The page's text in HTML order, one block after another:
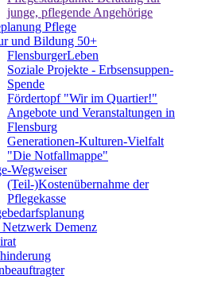
junge, pflegende Angehörige
Pflege
und Bildung 50+
FlensburgerLeben
Soziale Projekte - Erbsensuppen-
Spende
Fördertopf "Wir im Quartier!"
Angebote und Veranstaltungen in
Flensburg
Generationen-Kulturen-Vielfalt
"Die Notfallmappe"
Wegweiser
(Teil-)Kostenübernahme der
Pflegekasse
Netzwerk Demenz